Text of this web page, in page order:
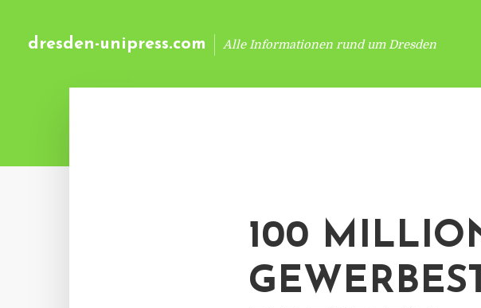
dresden-unipress.com Alle Informationen rund um Dresden
100